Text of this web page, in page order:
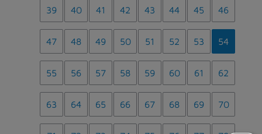
39 40 41 42 43 44 45 46
47 48 49 50 51 52 53 54
55 56 57 58 59 60 61 62
63 64 65 66 67 68 69 70